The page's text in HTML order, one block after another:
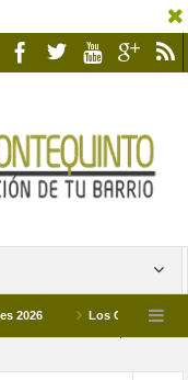
Los Campus de